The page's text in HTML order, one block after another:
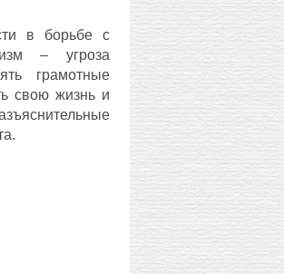
в борьбе с
– угроза
грамотные
свою жизнь и